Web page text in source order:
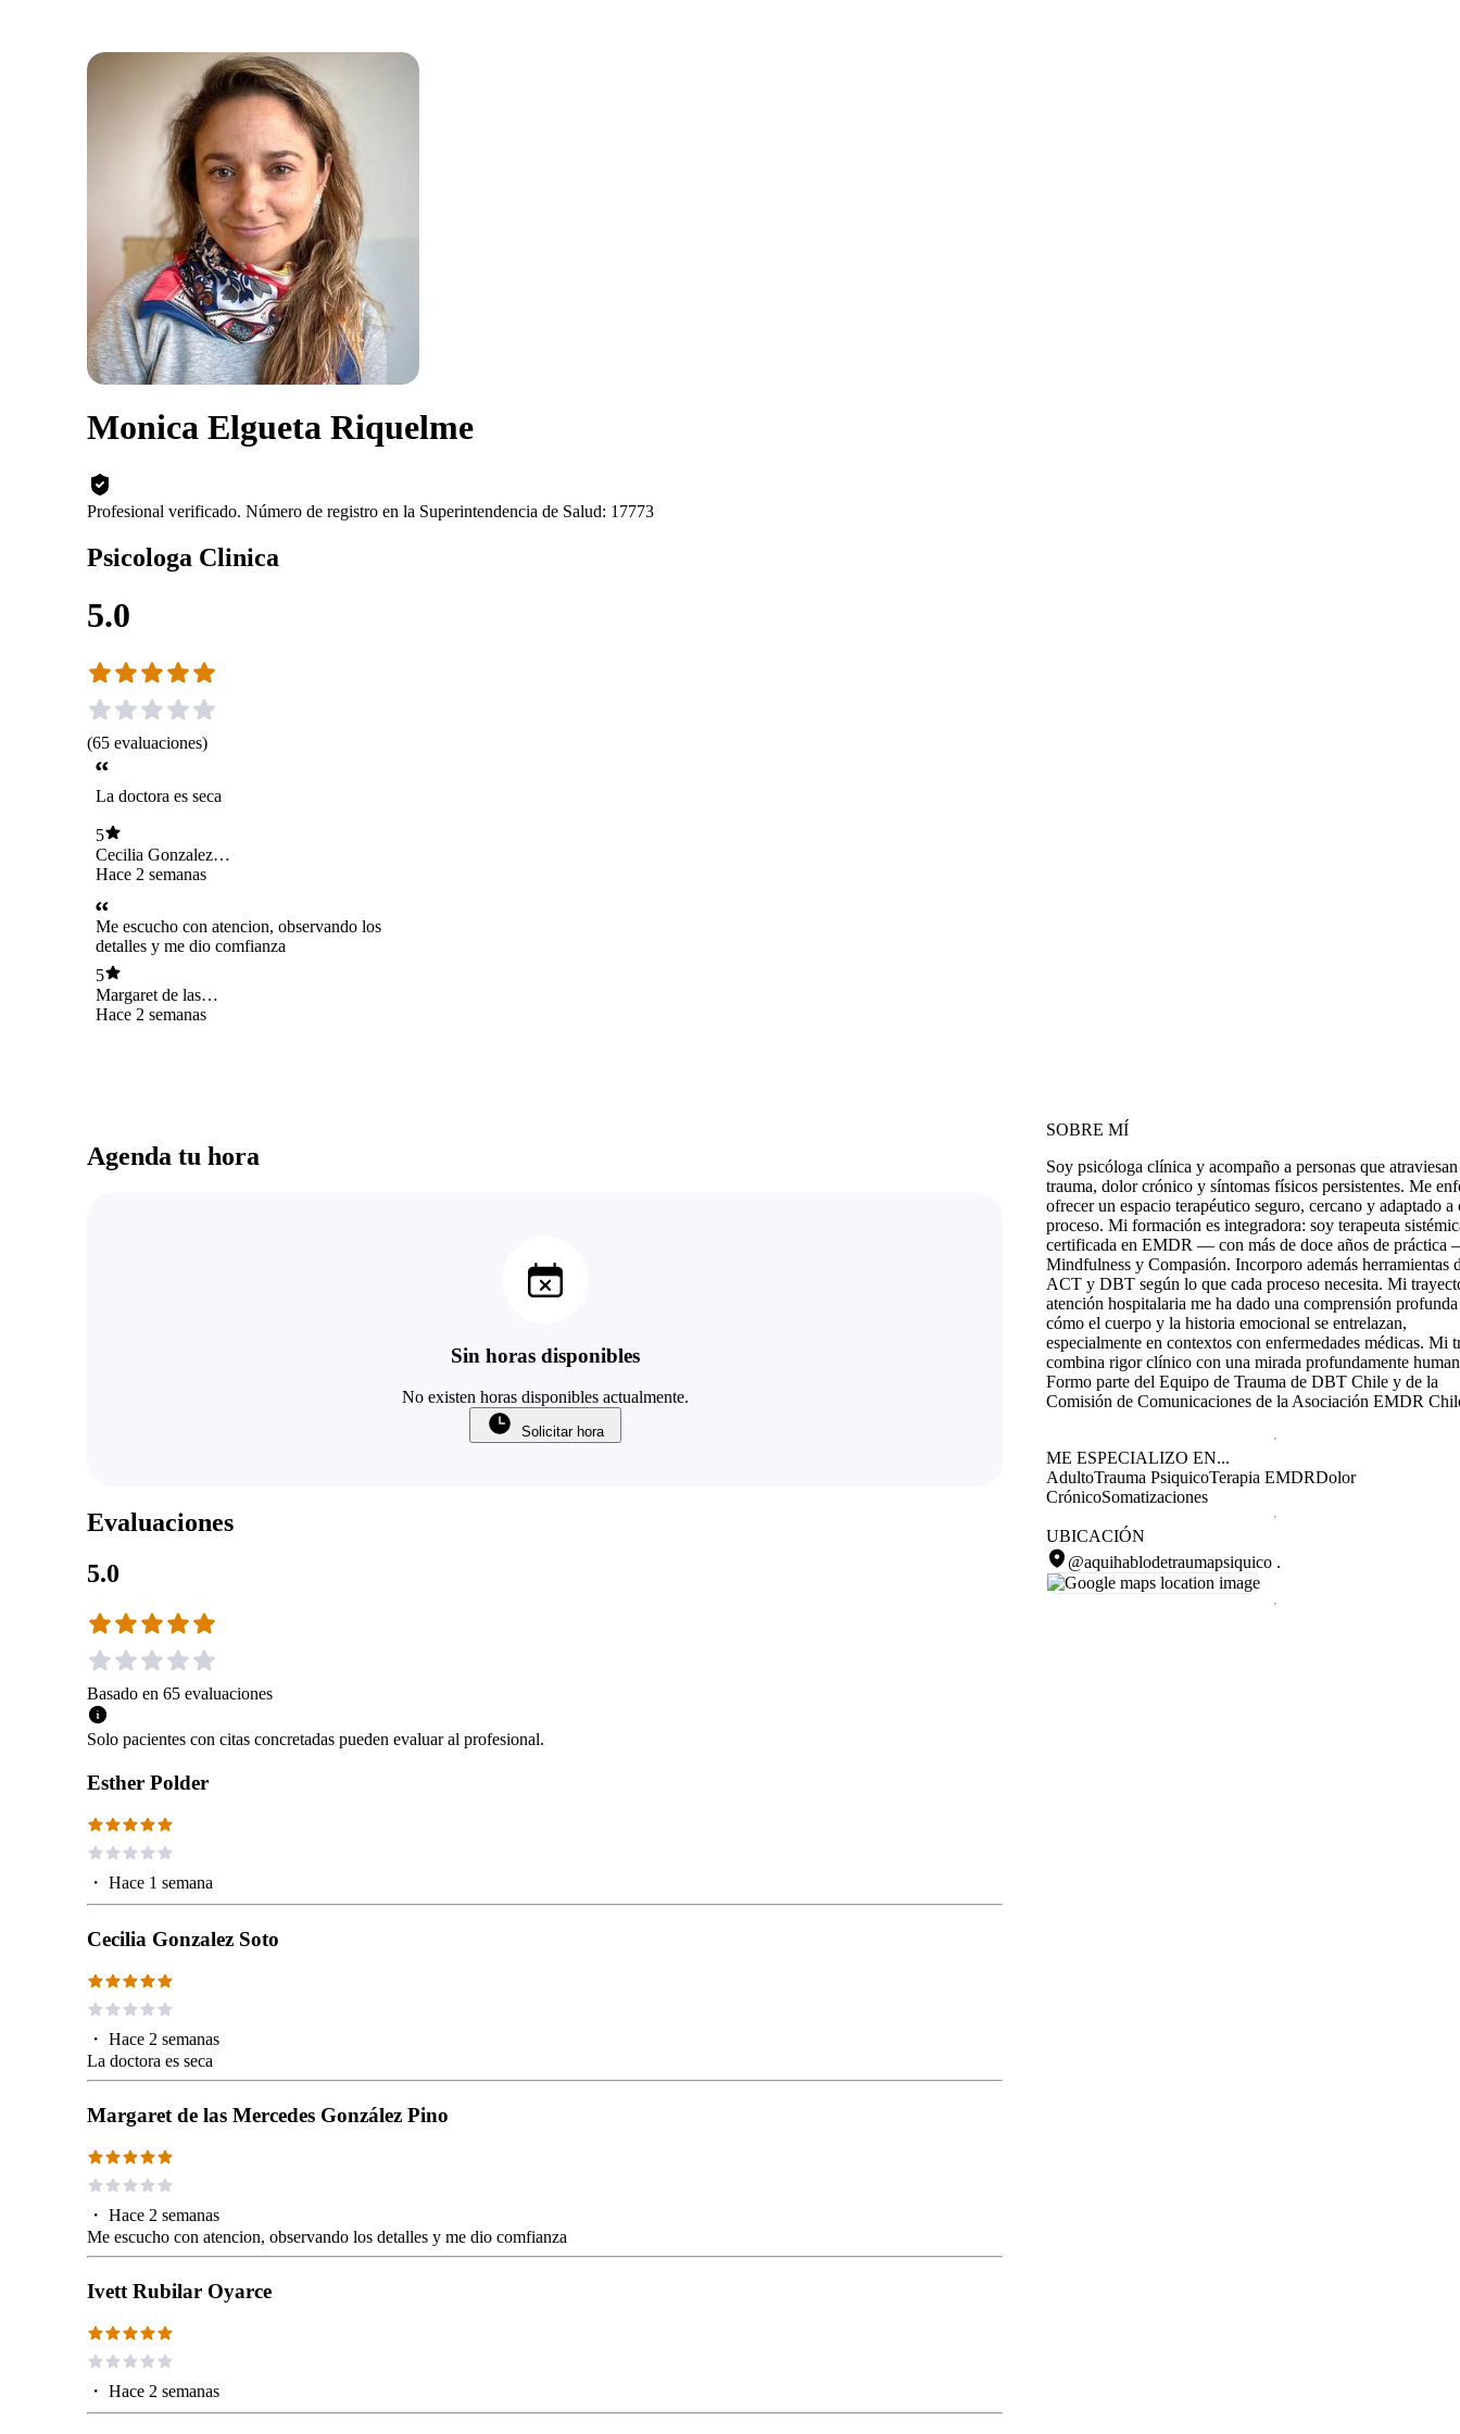
Monica Elgueta Riquelme
Profesional verificado. Número de registro en la Superintendencia de Salud: 17773
Psicologa Clinica
5.0
(65 evaluaciones)
La doctora es seca
5
Cecilia Gonzalez
Soto
Hace 2 semanas
Me escucho con atencion, observando los
detalles y me dio comfianza
5
Margaret de las
Mercedes González
Hace 2 semanas
Agenda tu hora
Sin horas disponibles
No existen horas disponibles actualmente.
Solicitar hora
Evaluaciones
5.0
Basado en 65 evaluaciones
Solo pacientes con citas concretadas pueden evaluar al profesional.
Esther Polder
・ Hace 1 semana
Cecilia Gonzalez Soto
・ Hace 2 semanas
La doctora es seca
Margaret de las Mercedes González Pino
・ Hace 2 semanas
Me escucho con atencion, observando los detalles y me dio comfianza
Ivett Rubilar Oyarce
・ Hace 2 semanas
SOBRE MÍ
Soy psicóloga clínica y acompaño a personas que atraviesan
trauma, dolor crónico y síntomas físicos persistentes. Me
ofrecer un espacio terapéutico seguro, cercano y adaptado a
proceso. Mi formación es integradora: soy terapeuta
certificada en EMDR — con más de doce años de práctica
Mindfulness y Compasión. Incorporo además herramientas
ACT y DBT según lo que cada proceso necesita. Mi
atención hospitalaria me ha dado una comprensión
cómo el cuerpo y la historia emocional se entrelazan,
especialmente en contextos con enfermedades médicas. Mi
combina rigor clínico con una mirada profundamente
Formo parte del Equipo de Trauma de DBT Chile y de la
Comisión de Comunicaciones de la Asociación EMDR
ME ESPECIALIZO EN...
AdultoTrauma PsiquicoTerapia EMDRDolor
CrónicoSomatizaciones
UBICACIÓN
@aquihablodetraumapsiquico .